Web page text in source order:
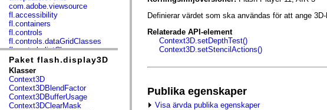
com.adobe.viewsource
fl.accessibility
fl.containers
fl.controls
fl.controls.dataGridClasses
fl.controls.listClasses
fl.controls.progressBarClasses
fl.core
fl.data
fl.display
fl.events
fl.ik
Paket flash.display3D
Klasser
Context3D
Context3DBlendFactor
Context3DBufferUsage
Context3DClearMask
Definierar värdet som ska användas för att ange
Relaterade API-element
Context3D.setDepthTest()
Context3D.setStencilActions()
Publika egenskaper
Visa ärvda publika egenskaper